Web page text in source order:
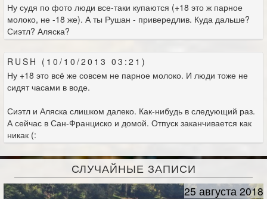
Ну судя по фото люди все-таки купаются (+18 это ж парное
молоко, не -18 же). А ты Рушан - привередлив. Куда дальше?
Сиэтл? Аляска?
RUSH (10/10/2013 03:21)
Ну +18 это всё же совсем не парное молоко. И люди тоже не
сидят часами в воде.
Сиэтл и Аляска слишком далеко. Как-нибудь в следующий раз.
А сейчас в Сан-Франциско и домой. Отпуск заканчивается как
никак (:
СЛУЧАЙНЫЕ ЗАПИСИ
25 августа 2018